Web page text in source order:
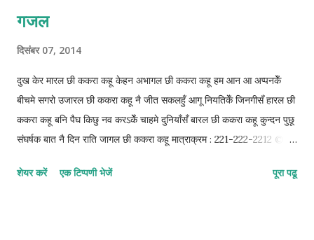
गजल
दिसंबर 07, 2014
दुख केर मारल छी ककरा कहू केहन अभागल छी ककरा कहू हम आन आ अप्पनकेँ
बीचमे सगरो उजारल छी ककरा कहू नै जीत सकलहुँ आगू नियतिकेँ जिनगीसँ हारल छी
ककरा कहू बनि पैघ किछु नव करऽकेँ चाहमे दुनियाँसँ बारल छी ककरा कहू कुन्दन पुछू
संघर्षक बात नै दिन राति जागल छी ककरा कहू मात्राक्रम : 221-222-2212 ©
शेयर करें एक टिप्पणी भेजें पूरा पढू